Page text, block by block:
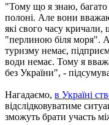
"Тому що я знаю,
полоні. Але вони
які свого часу кричали,
"перлиною біля моря".
туризму немає,
води немає. Тому я
без України", -
Нагадаємо, в Україні
відслідковуватиме
зможуть брати участь